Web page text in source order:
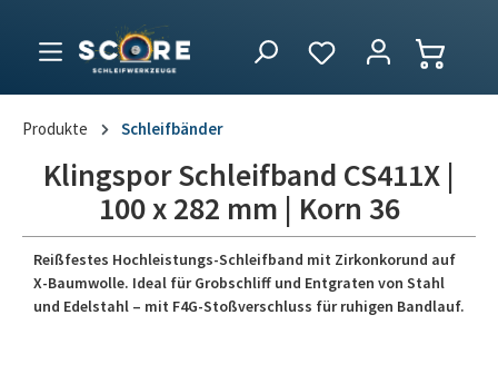
Produkte Schleifbänder
Klingspor Schleifband CS411X |
100 x 282 mm | Korn 36
Reißfestes Hochleistungs-Schleifband mit Zirkonkorund auf
X-Baumwolle. Ideal für Grobschliff und Entgraten von Stahl
und Edelstahl – mit F4G-Stoßverschluss für ruhigen Bandlauf.